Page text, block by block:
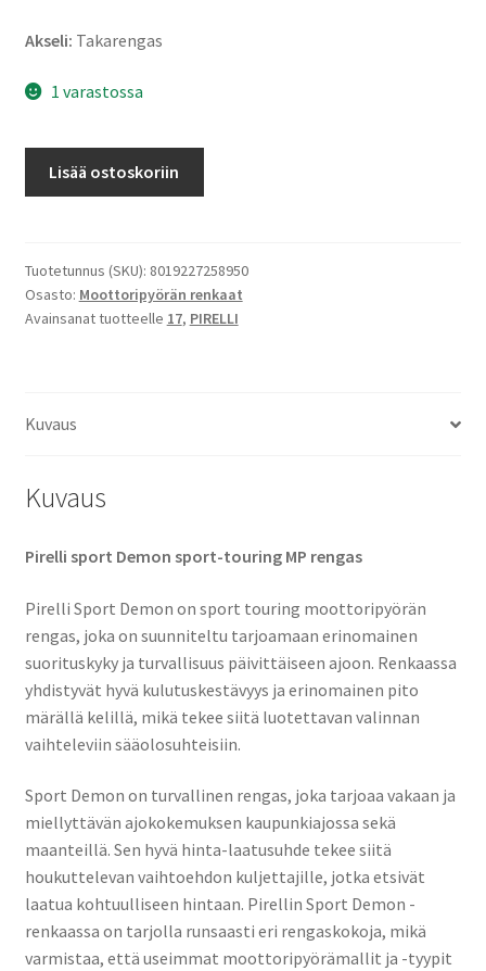
Akseli: Takarengas
1 varastossa
-
17
62H
Lisää ostoskoriin
Tuotetunnus (SKU): 8019227258950
Osasto: Moottoripyörän renkaat
Avainsanat tuotteelle 17, PIRELLI
Kuvaus
Kuvaus
Pirelli sport Demon sport-touring MP rengas
Pirelli Sport Demon on sport touring moottoripyörän
rengas, joka on suunniteltu tarjoamaan erinomainen
suorituskyky ja turvallisuus päivittäiseen ajoon. Renkaassa
yhdistyvät hyvä kulutuskestävyys ja erinomainen pito
märällä kelillä, mikä tekee siitä luotettavan valinnan
vaihteleviin sääolosuhteisiin.
Sport Demon on turvallinen rengas, joka tarjoaa vakaan ja
miellyttävän ajokokemuksen kaupunkiajossa sekä
maanteillä. Sen hyvä hinta-laatusuhde tekee siitä
houkuttelevan vaihtoehdon kuljettajille, jotka etsivät
laatua kohtuulliseen hintaan. Pirellin Sport Demon -
renkaassa on tarjolla runsaasti eri rengaskokoja, mikä
varmistaa, että useimmat moottoripyörämallit ja -tyypit